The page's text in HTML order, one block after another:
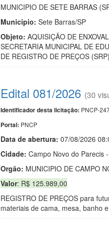
MUNICIPIO DE SETE BARRAS
Municipio: Sete Barras/SP
Objeto: AQUISIÇÃO DE
SECRETARIA MUNICIPAL DE
DE REGISTRO DE PREÇOS
Edital 081/2026 (30
Identificador desta licitação: PNCP-
Portal: PNCP
Data de abertura: 07/08/2026
Cidade: Campo Novo do Parecis
Orgão: MUNICIPIO DE CAMPO
Valor: R$ 125.989,00
REGISTRO DE PREÇOS para
materiais de cama, mesa, banho